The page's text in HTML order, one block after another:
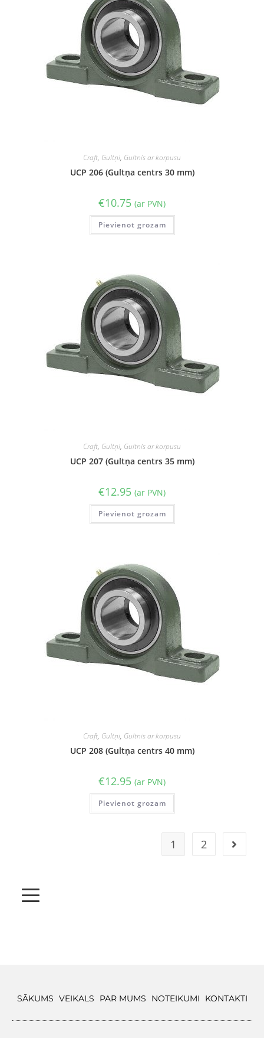
Craft, Gultņi, Gultnis ar korpusu
UCP 206 (Gultņa centrs 30 mm)
€10.75 (ar PVN)
Pievienot grozam
Craft, Gultņi, Gultnis ar korpusu
UCP 207 (Gultņa centrs 35 mm)
€12.95 (ar PVN)
Pievienot grozam
Craft, Gultņi, Gultnis ar korpusu
UCP 208 (Gultņa centrs 40 mm)
€12.95 (ar PVN)
Pievienot grozam
1 2
SĀKUMS VEIKALS PAR MUMS NOTEIKUMI KONTAKTI